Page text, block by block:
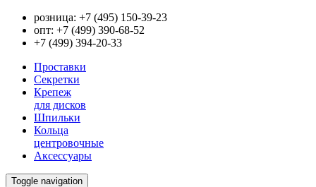
розница: +7 (495) 150-39-23
опт: +7 (499) 390-68-52
+7 (499) 394-20-33
Проставки
Секретки
Крепеж
для дисков
Шпильки
Кольца
центровочные
Аксессуары
Toggle navigation